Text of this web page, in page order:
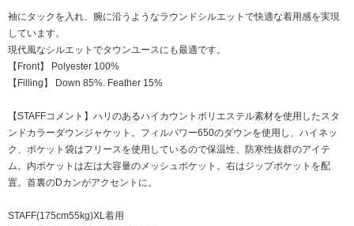
袖にタックを入れ、腕に沿うようなラウンドシルエットで快適な着用感を実現
しています。
現代風なシルエットでタウンユースにも最適です。
【Front】 Polyester 100%
【Filling】 Down 85%. Feather 15%
【STAFFコメント】ハリのあるハイカウントポリエステル素材を使用したスタ
ンドカラーダウンジャケット。フィルパワー650のダウンを使用し、ハイネッ
ク、ポケット袋はフリースを使用しているので保温性、防寒性抜群のアイテ
ム。内ポケットは左は大容量のメッシュポケット。右はジップポケットを配
置。首裏のDカンがアクセントに。
STAFF(175cm55kg)XL着用